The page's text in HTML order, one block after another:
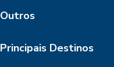
Outros
Principais Destinos